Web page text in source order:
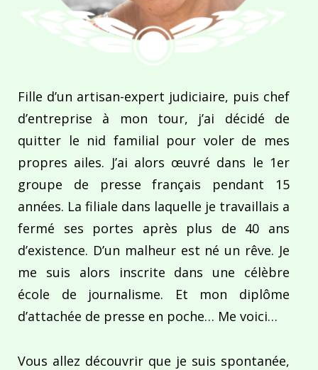
Fille d’un artisan-expert judiciaire, puis chef
d’entreprise à mon tour, j’ai décidé de
quitter le nid familial pour voler de mes
propres ailes. J’ai alors œuvré dans le 1er
groupe de presse français pendant 15
années. La filiale dans laquelle je travaillais a
fermé ses portes après plus de 40 ans
d’existence. D’un malheur est né un rêve. Je
me suis alors inscrite dans une célèbre
école de journalisme. Et mon diplôme
d’attachée de presse en poche… Me voici…
Vous allez découvrir que je suis spontanée,